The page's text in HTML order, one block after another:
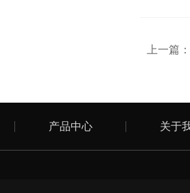
上一篇：
产品中心 关于